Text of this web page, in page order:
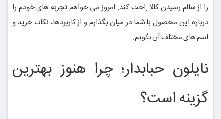
را از سالم رسیدن کالا راحت کند. امروز می خواهم تجربه های خودم را
درباره این محصول با شما در میان بگذارم و از کاربردها، نکات خرید و
اسم های مختلف آن بگویم.
نایلون حبابدار؛ چرا هنوز بهترین
گزینه است؟